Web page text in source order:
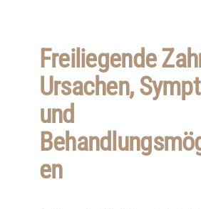
Freiliegende
Ursachen,
und
en